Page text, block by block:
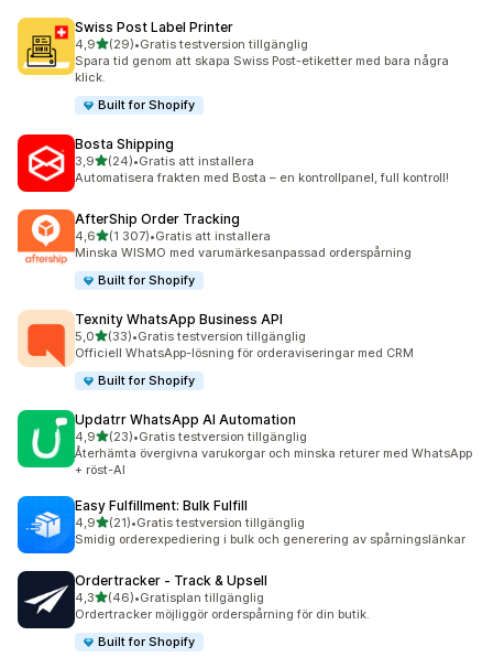
Swiss Post Label Printer
4,9av 5 stjärnor
(29)
29 recensioner totalt
•Gratis testversion tillgänglig
Spara tid genom att skapa Swiss Post-etiketter med bara några
klick.
Built for Shopify
Bosta Shipping
3,9av 5 stjärnor
(24)
24 recensioner totalt
•Gratis att installera
Automatisera frakten med Bosta – en kontrollpanel, full kontroll!
AfterShip Order Tracking
4,6av 5 stjärnor
(1 307)
1307 recensioner totalt
•Gratis att installera
Minska WISMO med varumärkesanpassad orderspårning
Built for Shopify
Texnity WhatsApp Business API
5,0av 5 stjärnor
(33)
33 recensioner totalt
•Gratis testversion tillgänglig
Officiell WhatsApp-lösning för orderaviseringar med CRM
Built for Shopify
Updatrr WhatsApp AI Automation
4,9av 5 stjärnor
(23)
23 recensioner totalt
•Gratis testversion tillgänglig
Återhämta övergivna varukorgar och minska returer med WhatsApp
+ röst-AI
Easy Fulfillment: Bulk Fulfill
4,9av 5 stjärnor
(21)
21 recensioner totalt
•Gratis testversion tillgänglig
Smidig orderexpediering i bulk och generering av spårningslänkar
Ordertracker ‑ Track & Upsell
4,3av 5 stjärnor
(46)
46 recensioner totalt
•Gratisplan tillgänglig
Ordertracker möjliggör orderspårning för din butik.
Built for Shopify